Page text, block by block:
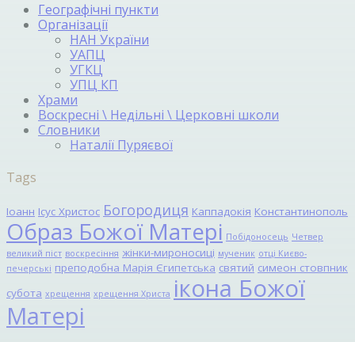
Географічні пункти
Організації
НАН України
УАПЦ
УГКЦ
УПЦ КП
Храми
Воскресні \ Недільні \ Церковні школи
Словники
Наталії Пуряєвої
Tags
Іоанн Ісус Христос Богородиця Каппадокія Константинополь
Образ Божої Матері Побідоносець Четвер
великий піст воскресіння жінки-мироносиці мученик отці Києво-
печерські преподобна Марія Єгипетська святий симеон стовпник
субота хрещення хрещення Христа ікона Божої
Матері